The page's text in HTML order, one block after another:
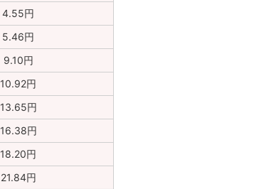
4.55円
5.46円
9.10円
10.92円
13.65円
16.38円
18.20円
21.84円